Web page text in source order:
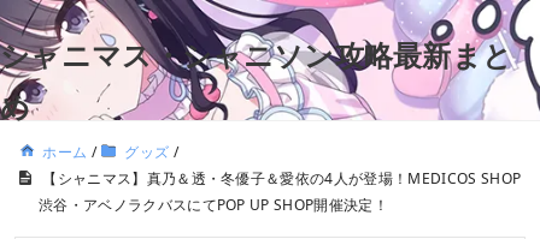
シャニマス・シャニソン攻略最新まと
め
ホーム / グッズ /
【シャニマス】真乃＆透・冬優子＆愛依の4人が登場！MEDICOS SHOP
渋谷・アベノラクバスにてPOP UP SHOP開催決定！